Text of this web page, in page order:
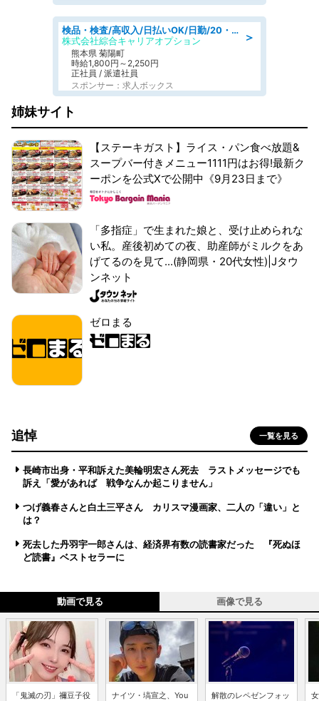
＞
検品・検査/高収入/日払いOK/日勤/20・30・40代活躍中/製造 工場
株式会社綜合キャリアオプション
熊本県 菊陽町
時給1,800円～2,250円
正社員 / 派遣社員
スポンサー：求人ボックス
姉妹サイト
【ステーキガスト】ライス・パン食べ放題&
スープバー付きメニュー1111円はお得!最新ク
ーポンを公式Xで公開中《9月23日まで》
「多指症」で生まれた娘と、受け止められな
い私。産後初めての夜、助産師がミルクをあ
げてるのを見て...(静岡県・20代女性)|Jタウ
ンネット
ゼロまる
追悼 一覧を見る
長崎市出身・平和訴えた美輪明宏さん死去 ラストメッセージでも
訴え「愛があれば 戦争なんか起こりません」
つげ義春さんと白土三平さん カリスマ漫画家、二人の「違い」と
は？
死去した丹羽宇一郎さんは、経済界有数の読書家だった 『死ぬほ
ど読書』ベストセラーに
動画で見る 画像で見る
「鬼滅の刃」禰豆子役
ナイツ・塙宣之、You
解散のレペゼンフォッ